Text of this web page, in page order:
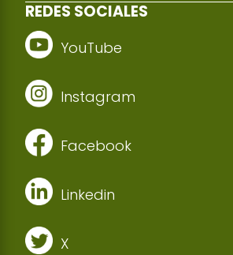
REDES SOCIALES
YouTube
Instagram
Facebook
Linkedin
X